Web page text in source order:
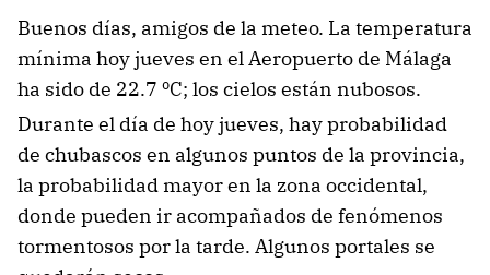
Buenos días, amigos de la meteo. La temperatura
mínima hoy jueves en el Aeropuerto de Málaga
ha sido de 22.7 ºC; los cielos están nubosos.
Durante el día de hoy jueves, hay probabilidad
de chubascos en algunos puntos de la provincia,
la probabilidad mayor en la zona occidental,
donde pueden ir acompañados de fenómenos
tormentosos por la tarde. Algunos portales se